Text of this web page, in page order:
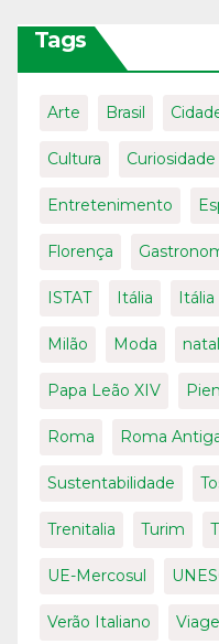
Tags
Arte Brasil
Cultura Curiosidade
Entretenimento
Florença
ISTAT Itália Itália
Milão Moda natal
Papa Leão XIV
Roma Roma
Sustentabilidade
Trenitalia Turim
UE-Mercosul
Verão Italiano